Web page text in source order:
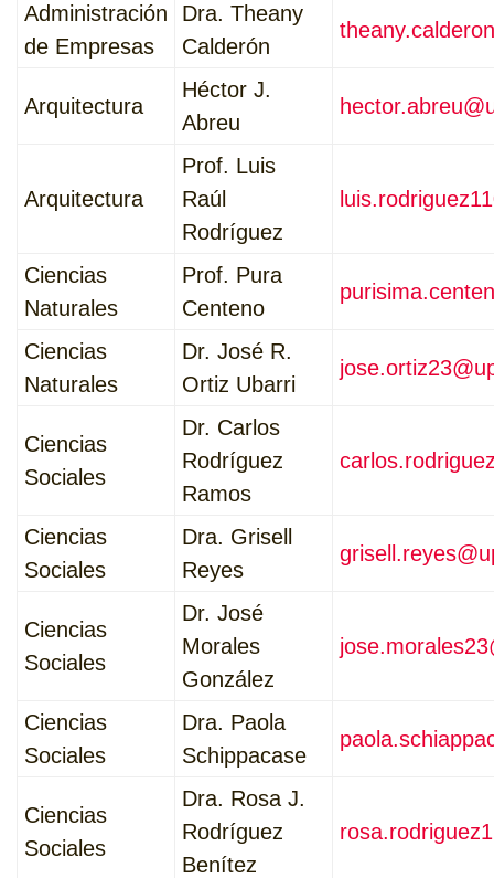
Administración
de Empresas
Dra. Theany
Calderón
Arquitectura
Héctor J.
Abreu
Arquitectura
Prof. Luis
Raúl
Rodríguez
Ciencias
Naturales
Prof. Pura
Centeno
Ciencias
Naturales
Dr. José R.
Ortiz Ubarri
Ciencias
Sociales
Dr. Carlos
Rodríguez
Ramos
Ciencias
Sociales
Dra. Grisell
Reyes
Ciencias
Sociales
Dr. José
Morales
González
Ciencias
Sociales
Dra. Paola
Schippacase
Ciencias
Sociales
Dra. Rosa J.
Rodríguez
Benítez